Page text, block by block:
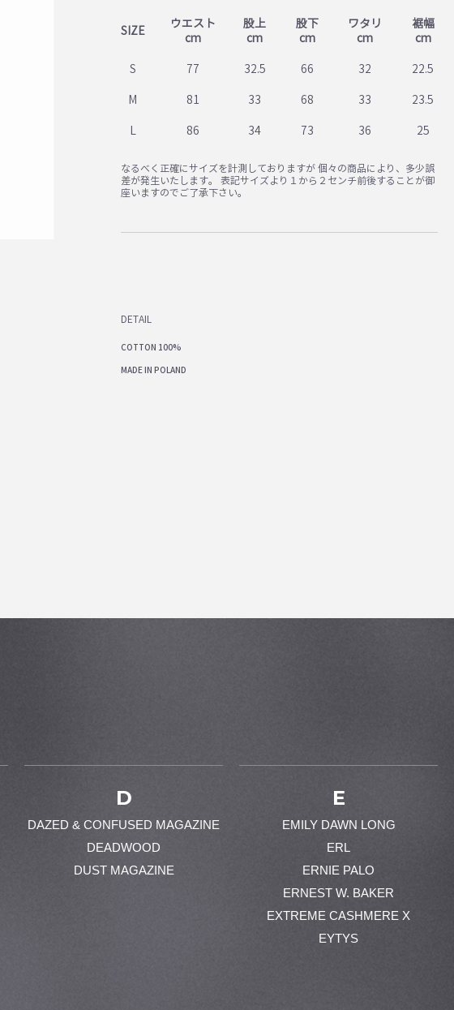
SIZE
ウエスト
cm
股上
cm
股下
cm
ワタリ
cm
裾幅
cm
S 77 32.5 66 32 22.5
M 81 33 68 33 23.5
L 86 34 73 36 25
なるべく正確にサイズを計測しておりますが 個々の商品により、多少誤
差が発生いたします。 表記サイズより１から２センチ前後することが御
座いますのでご了承下さい。
DETAIL
COTTON 100%
MADE IN POLAND
D
DAZED & CONFUSED MAGAZINE
DEADWOOD
DUST MAGAZINE
E
EMILY DAWN LONG
ERL
ERNIE PALO
ERNEST W. BAKER
EXTREME CASHMERE X
EYTYS